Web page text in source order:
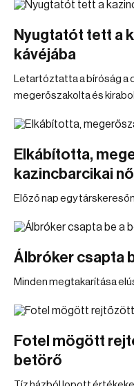
Nyugtatót tett a
kávéjába
Letartóztatta a bíróság a
megerőszakolta és
Elkábította,
kazincbarcikai
Előző nap egy
Álbróker csapta
Minden megtakarítása
Fotel mögött
betörő